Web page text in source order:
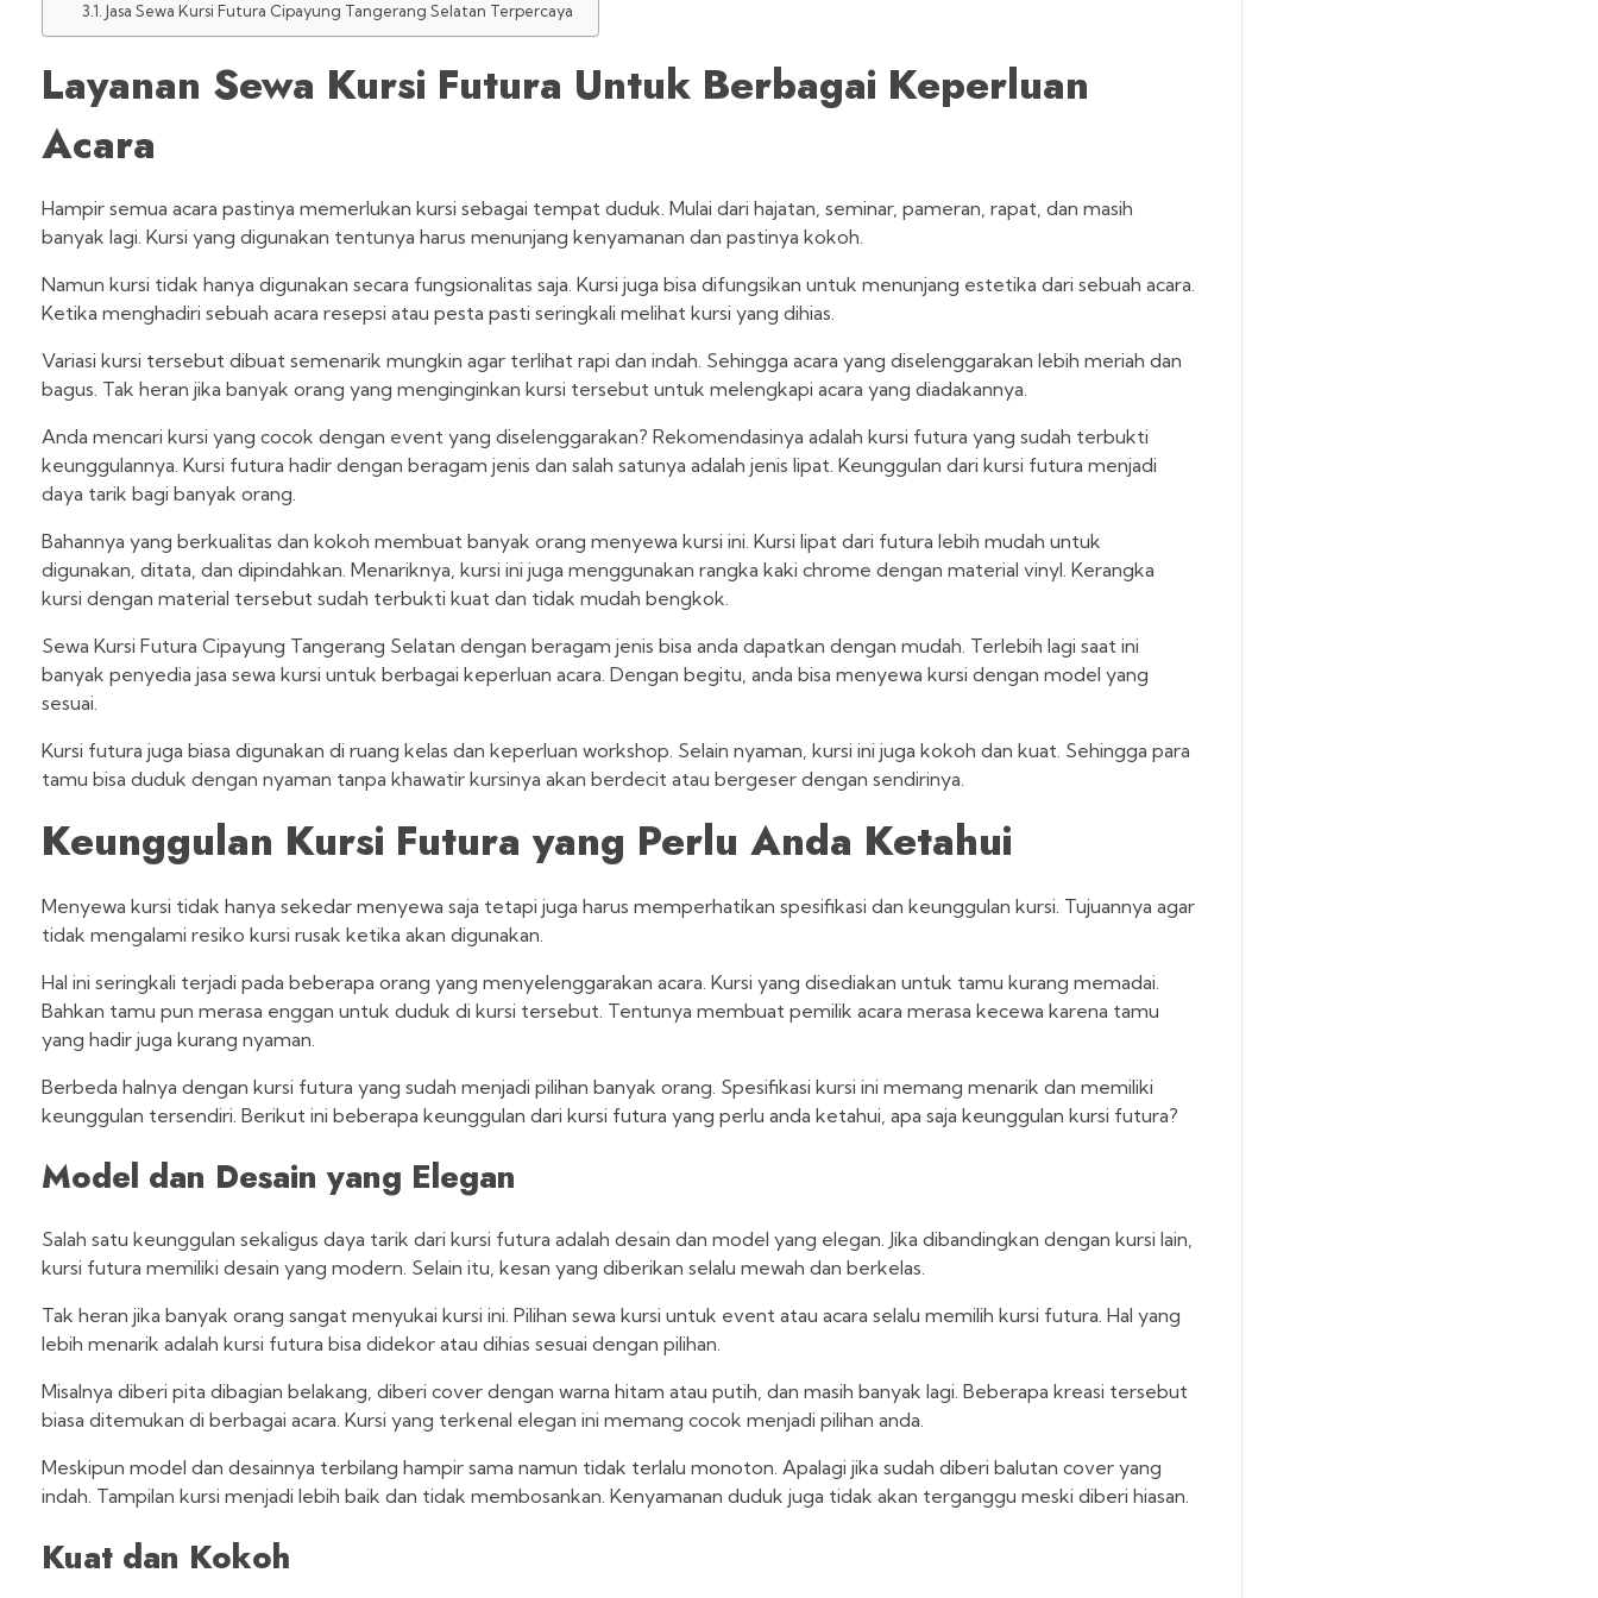
Jasa Sewa Kursi Futura Cipayung Tangerang Selatan Terpercaya
Layanan Sewa Kursi Futura Untuk Berbagai Keperluan
Acara
Hampir semua acara pastinya memerlukan kursi sebagai tempat duduk. Mulai dari hajatan, seminar, pameran, rapat, dan masih
banyak lagi. Kursi yang digunakan tentunya harus menunjang kenyamanan dan pastinya kokoh.
Namun kursi tidak hanya digunakan secara fungsionalitas saja. Kursi juga bisa difungsikan untuk menunjang estetika dari sebuah acara.
Ketika menghadiri sebuah acara resepsi atau pesta pasti seringkali melihat kursi yang dihias.
Variasi kursi tersebut dibuat semenarik mungkin agar terlihat rapi dan indah. Sehingga acara yang diselenggarakan lebih meriah dan
bagus. Tak heran jika banyak orang yang menginginkan kursi tersebut untuk melengkapi acara yang diadakannya.
Anda mencari kursi yang cocok dengan event yang diselenggarakan? Rekomendasinya adalah kursi futura yang sudah terbukti
keunggulannya. Kursi futura hadir dengan beragam jenis dan salah satunya adalah jenis lipat. Keunggulan dari kursi futura menjadi
daya tarik bagi banyak orang.
Bahannya yang berkualitas dan kokoh membuat banyak orang menyewa kursi ini. Kursi lipat dari futura lebih mudah untuk
digunakan, ditata, dan dipindahkan. Menariknya, kursi ini juga menggunakan rangka kaki chrome dengan material vinyl. Kerangka
kursi dengan material tersebut sudah terbukti kuat dan tidak mudah bengkok.
Sewa Kursi Futura Cipayung Tangerang Selatan dengan beragam jenis bisa anda dapatkan dengan mudah. Terlebih lagi saat ini
banyak penyedia jasa sewa kursi untuk berbagai keperluan acara. Dengan begitu, anda bisa menyewa kursi dengan model yang
sesuai.
Kursi futura juga biasa digunakan di ruang kelas dan keperluan workshop. Selain nyaman, kursi ini juga kokoh dan kuat. Sehingga para
tamu bisa duduk dengan nyaman tanpa khawatir kursinya akan berdecit atau bergeser dengan sendirinya.
Keunggulan Kursi Futura yang Perlu Anda Ketahui
Menyewa kursi tidak hanya sekedar menyewa saja tetapi juga harus memperhatikan spesifikasi dan keunggulan kursi. Tujuannya agar
tidak mengalami resiko kursi rusak ketika akan digunakan.
Hal ini seringkali terjadi pada beberapa orang yang menyelenggarakan acara. Kursi yang disediakan untuk tamu kurang memadai.
Bahkan tamu pun merasa enggan untuk duduk di kursi tersebut. Tentunya membuat pemilik acara merasa kecewa karena tamu
yang hadir juga kurang nyaman.
Berbeda halnya dengan kursi futura yang sudah menjadi pilihan banyak orang. Spesifikasi kursi ini memang menarik dan memiliki
keunggulan tersendiri. Berikut ini beberapa keunggulan dari kursi futura yang perlu anda ketahui, apa saja keunggulan kursi futura?
Model dan Desain yang Elegan
Salah satu keunggulan sekaligus daya tarik dari kursi futura adalah desain dan model yang elegan. Jika dibandingkan dengan kursi lain,
kursi futura memiliki desain yang modern. Selain itu, kesan yang diberikan selalu mewah dan berkelas.
Tak heran jika banyak orang sangat menyukai kursi ini. Pilihan sewa kursi untuk event atau acara selalu memilih kursi futura. Hal yang
lebih menarik adalah kursi futura bisa didekor atau dihias sesuai dengan pilihan.
Misalnya diberi pita dibagian belakang, diberi cover dengan warna hitam atau putih, dan masih banyak lagi. Beberapa kreasi tersebut
biasa ditemukan di berbagai acara. Kursi yang terkenal elegan ini memang cocok menjadi pilihan anda.
Meskipun model dan desainnya terbilang hampir sama namun tidak terlalu monoton. Apalagi jika sudah diberi balutan cover yang
indah. Tampilan kursi menjadi lebih baik dan tidak membosankan. Kenyamanan duduk juga tidak akan terganggu meski diberi hiasan.
Kuat dan Kokoh